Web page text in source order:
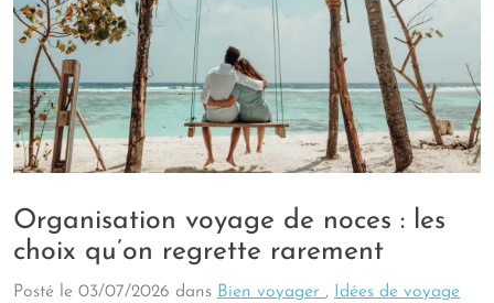
Organisation voyage de noces : les
choix qu’on regrette rarement
Posté le 03/07/2026 dans Bien voyager , Idées de voyage